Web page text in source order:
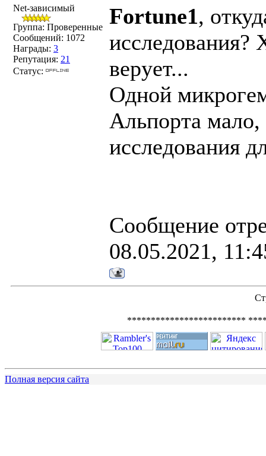
Net-зависимый
Группа: Проверенные
Сообщений: 1072
Награды: 3
Репутация: 21
Статус:
Fortune1,
исследования?
верует...
Одной
Альпорта
исследования
Сообщение
08.05.2021,
*************************
Полная версия сайта